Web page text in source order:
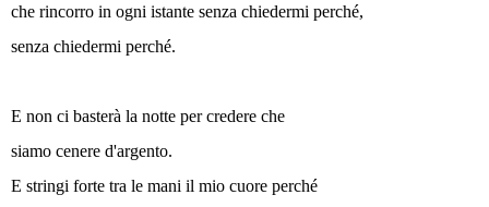
che rincorro in ogni istante senza chiedermi perché,
senza chiedermi perché.
E non ci basterà la notte per credere che
siamo cenere d'argento.
E stringi forte tra le mani il mio cuore perché